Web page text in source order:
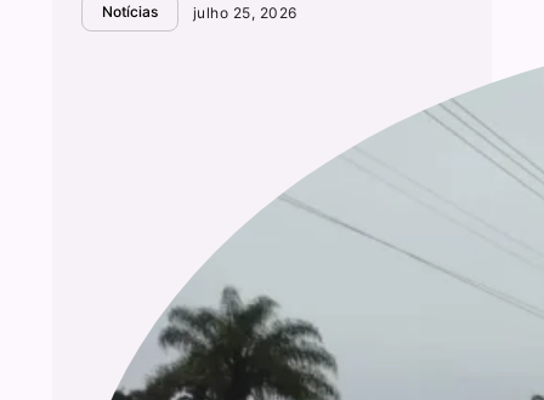
Notícias julho 25, 2026